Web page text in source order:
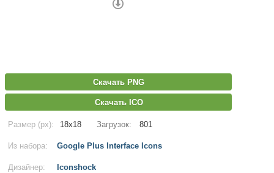
Скачать PNG
Скачать ICO
Размер (px): 18x18 Загрузок: 801
Из набора: Google Plus Interface Icons
Дизайнер: Iconshock